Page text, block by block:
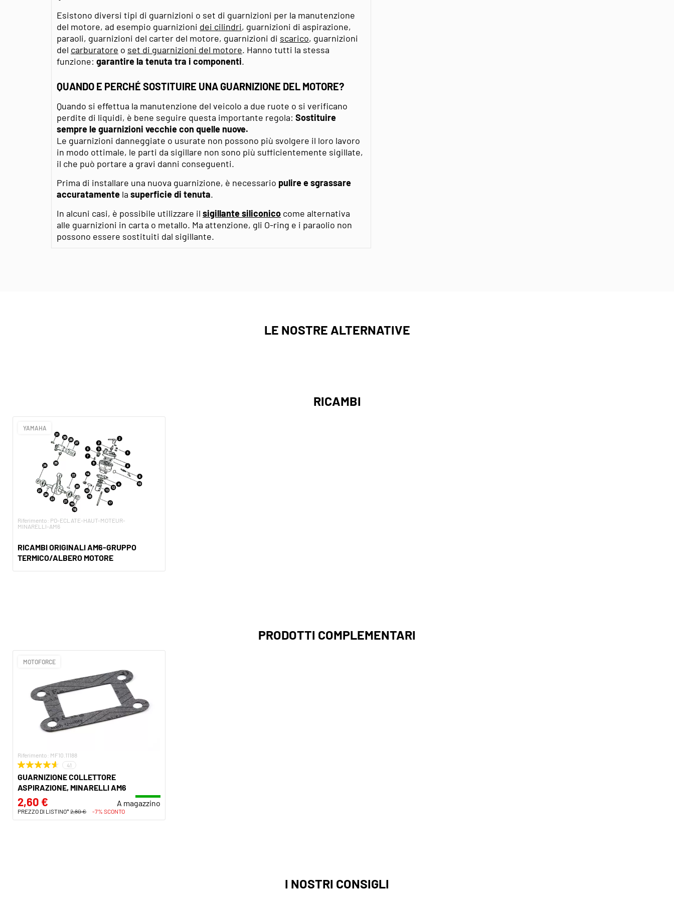
Esistono diversi tipi di guarnizioni o set di guarnizioni per la manutenzione
del motore, ad esempio guarnizioni dei cilindri, guarnizioni di aspirazione,
paraoli, guarnizioni del carter del motore, guarnizioni di scarico, guarnizioni
del carburatore o set di guarnizioni del motore. Hanno tutti la stessa
funzione: garantire la tenuta tra i componenti.
QUANDO E PERCHÉ SOSTITUIRE UNA GUARNIZIONE DEL MOTORE?
Quando si effettua la manutenzione del veicolo a due ruote o si verificano
perdite di liquidi, è bene seguire questa importante regola: Sostituire
sempre le guarnizioni vecchie con quelle nuove.
Le guarnizioni danneggiate o usurate non possono più svolgere il loro lavoro
in modo ottimale, le parti da sigillare non sono più sufficientemente sigillate,
il che può portare a gravi danni conseguenti.
Prima di installare una nuova guarnizione, è necessario pulire e sgrassare
accuratamente la superficie di tenuta.
In alcuni casi, è possibile utilizzare il sigillante siliconico come alternativa
alle guarnizioni in carta o metallo. Ma attenzione, gli O-ring e i paraolio non
possono essere sostituiti dal sigillante.
LE NOSTRE ALTERNATIVE
RICAMBI
YAMAHA
Riferimento: PO-ECLATE-HAUT-MOTEUR-
MINARELLI-AM6
RICAMBI ORIGINALI AM6-GRUPPO
TERMICO/ALBERO MOTORE
PRODOTTI COMPLEMENTARI
MOTOFORCE
Riferimento: MF10.11188
41
GUARNIZIONE COLLETTORE
ASPIRAZIONE, MINARELLI AM6
2,60 € A magazzino
PREZZO DI LISTINO*2,80 € -7% SCONTO
I NOSTRI CONSIGLI